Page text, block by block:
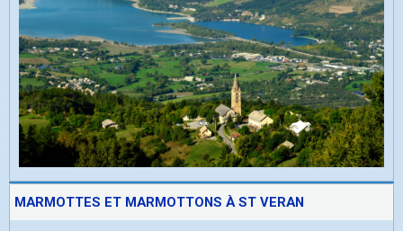
MARMOTTES ET MARMOTTONS À ST VERAN